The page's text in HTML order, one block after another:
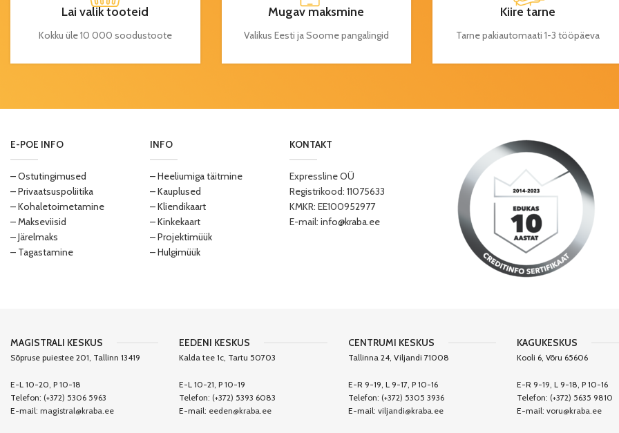
Lai valik tooteid
Kokku üle 10 000 soodustoote
Mugav maksmine
Valikus Eesti ja Soome pangalingid
Kiire tarne
Tarne pakiautomaati 1-3 tööpäeva
E-POE INFO
– Ostutingimused
– Privaatsuspoliitika
– Kohaletoimetamine
– Makseviisid
– Järelmaks
– Tagastamine
INFO
– Heeliumiga täitmine
– Kauplused
– Kliendikaart
– Kinkekaart
– Projektimüük
– Hulgimüük
KONTAKT
Expressline OÜ
Registrikood: 11075633
KMKR: EE100952977
E-mail: info@kraba.ee
MAGISTRALI KESKUS
Sõpruse puiestee 201, Tallinn 13419
E-L 10-20, P 10-18
Telefon: (+372) 5306 5963
E-mail: magistral@kraba.ee
EEDENI KESKUS
Kalda tee 1c, Tartu 50703
E-L 10-21, P 10-19
Telefon: (+372) 5393 6083
E-mail: eeden@kraba.ee
CENTRUMI KESKUS
Tallinna 24, Viljandi 71008
E-R 9-19, L 9-17, P 10-16
Telefon: (+372) 5305 3936
E-mail: viljandi@kraba.ee
KAGUKESKUS
Kooli 6, Võru 65606
E-R 9-19, L 9-18, P 10-16
Telefon: (+372) 5635 9810
E-mail:voru@kraba.ee